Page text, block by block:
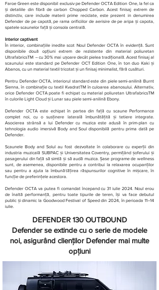
Faroe Green este disponibil exclusiv pe Defender OCTA Edition One, la fel ca
și detaliile din fibră de carbon Chopped Carbon. Acest finisaj extrem de
distinctiv, care include materii prime reciclate, este prezent in denumirea
Defender de pe capotă, pe rama orificiilor de aerisire de pe aripa și capota,
spatele scaunelor față și consola centrală.
Interior captivant
În interior, combinațiile inedite scot Noul Defender OCTA în evidență. Sunt
disponibile două opțiuni extrem de rezistente din material poliuretan
UltrafabricsTM – cu 30% mai ușoare decât pielea tradițională. Acest finisaj al
scaunului este standard pe Defender OCT Edition One, în ton duo Kaki și
Abanos, cu un material textil tricotat și un finisaj minimalist, fără cusături.
Pentru Defender OCTA, interiorul standard este din piele semi-anilină Burnt
Sienna, în combinație cu textil KvadratTM în culoarea abanosului. Alternativ,
orice Defender OCTA poate fi echipat cu material poliuretan UltrafabricsTM
în culorile Light Cloud și Lunar sau piele semi-anilină Ebony.
Defender OCTA este echipat în partea din față cu scaune Performance
complet noi, cu o susținere laterală îmbunătățită și tetiere integrate.
Asocierea strânsă a lui Defender cu muzica este adusă în prim-plan cu
tehnologia audio imersivă Body and Soul disponibilă pentru prima dată pe
Defender.
Scaunele Body and Solul au fost dezvoltate în colaborare cu experții din
industria muzicală SUBPAC și Universitatea Coventry, permițând șoferului și
pasagerului din față să simtă și să audă muzica. Șase programe de wellness
sunt, de asemenea, disponibile pentru a contribui la relaxarea ocupanților
sau pentru a ajuta la îmbunătățirea răspunsurilor cognitive în mișcare, în
funcție de preferințele acestora.
Defender OCTA va putea fi comandat începand cu 31 iulie 2024. Noul erou
de înaltă performanță, pentru toate tipurile de teren, își va face debutul
public și dinamic la Goodwood Festival of Speed din 2024, în perioada 11–14
iulie.
DEFENDER 130 OUTBOUND
Defender se extinde cu o serie de modele
noi, asigurând clienților Defender mai multe
opțiuni